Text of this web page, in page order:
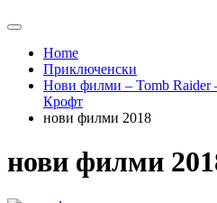
Home
Приключенски
Нови филми – Tomb Raider
Крофт
нови филми 2018
нови филми